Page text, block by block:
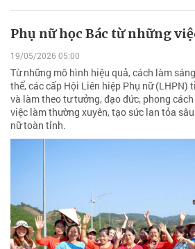
Phụ nữ học Bác từ những
19/05/2026 05:00
Từ những mô hình hiệu quả, cách làm
thể, các cấp Hội Liên hiệp Phụ nữ (LHPN)
và làm theo tư tưởng, đạo đức, phong
việc làm thường xuyên, tạo sức lan tỏa
nữ toàn tỉnh.